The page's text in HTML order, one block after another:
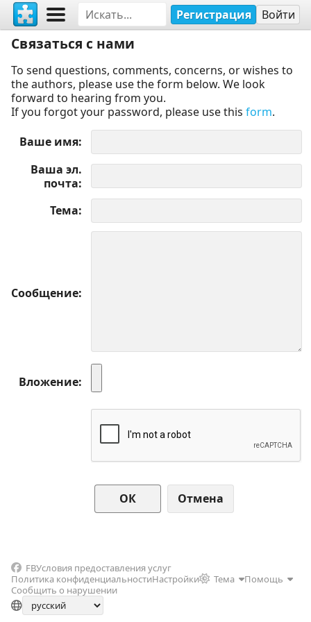
Регистрация Войти
Связаться с нами
To send questions, comments, concerns, or wishes to
the authors, please use the form below. We look
forward to hearing from you.
If you forgot your password, please use this form.
Ваше имя
Ваша эл.
почта
Тема
Сообщение
Вложение
Отмена
FBУсловия предоставления услуг
Политика конфиденциальностиНастройки Тема
Помощь
Сообщить о нарушении